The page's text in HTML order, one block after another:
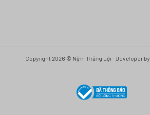
Copyright 2026 © Nệm Thắng Lợi - Developer by